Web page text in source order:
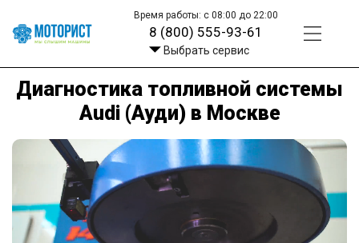
Время работы: с 08:00 до 22:00
8 (800) 555-93-61
Выбрать сервис
Диагностика топливной системы
Audi (Ауди) в Москве